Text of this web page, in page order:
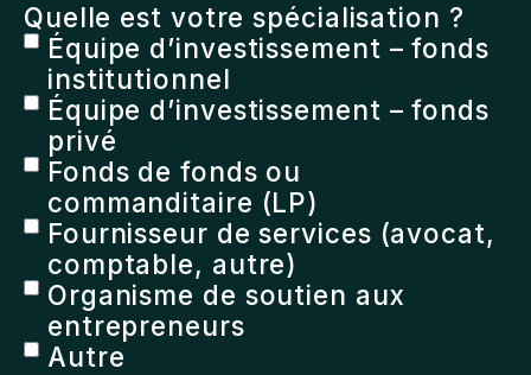
Quelle est votre spécialisation ?
Équipe d’investissement – fonds
institutionnel
Équipe d’investissement – fonds
privé
Fonds de fonds ou
commanditaire (LP)
Fournisseur de services (avocat,
comptable, autre)
Organisme de soutien aux
entrepreneurs
Autre